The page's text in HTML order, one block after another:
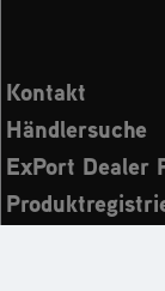
Kontakt
Händlersuche
ExPort Dealer